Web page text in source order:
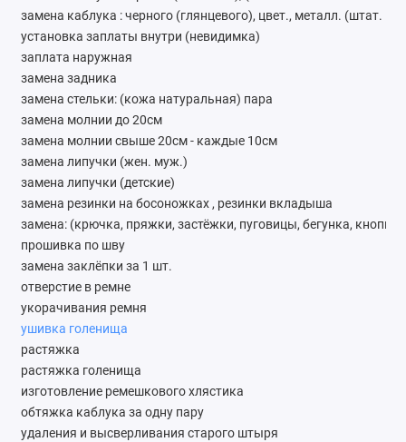
замена каблука : черного (глянцевого), цвет., металл. (штат.
установка заплаты внутри (невидимка)
заплата наружная
замена задника
замена стельки: (кожа натуральная) пара
замена молнии до 20см
замена молнии свыше 20см - каждые 10см
замена липучки (жен. муж.)
замена липучки (детские)
замена резинки на босоножках , резинки вкладыша
замена: (крючка, пряжки, застёжки, пуговицы, бегунка, кнопки)
прошивка по шву
замена заклёпки за 1 шт.
отверстие в ремне
укорачивания ремня
ушивка голенища
растяжка
растяжка голенища
изготовление ремешкового хлястика
обтяжка каблука за одну пару
удаления и высверливания старого штыря